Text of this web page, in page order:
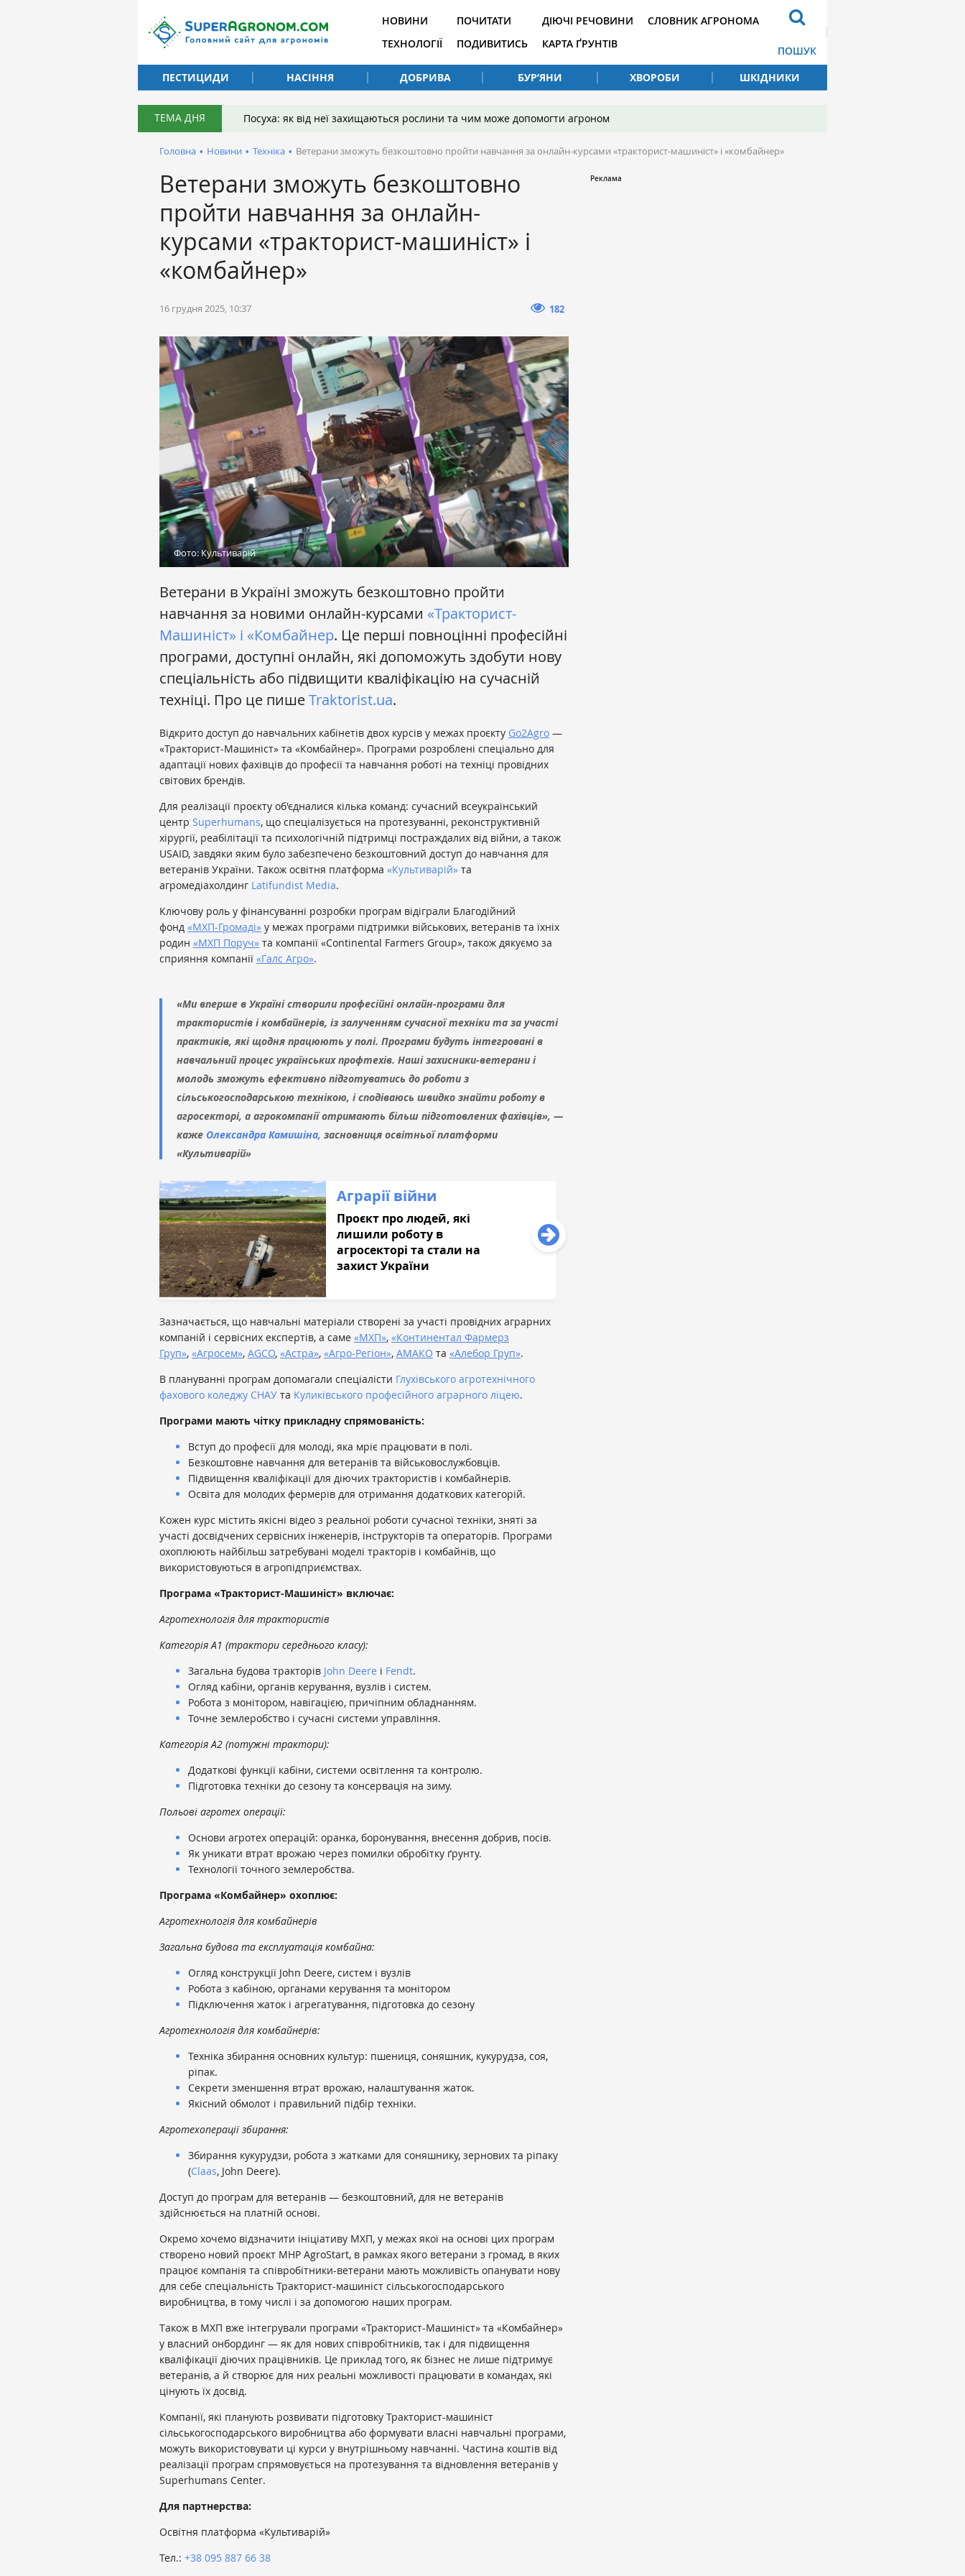
НОВИНИ
ТЕХНОЛОГІЇ
ПОЧИТАТИ
ПОДИВИТИСЬ
ДІЮЧІ РЕЧОВИНИ
КАРТА ҐРУНТІВ
СЛОВНИК АГРОНОМА
ПОШУК
ПЕСТИЦИДИ
НАСІННЯ ДОБРИВА БУР’ЯНИ ХВОРОБИ ШКІДНИКИ
ТЕМА ДНЯ Посуха: як від неї захищаються рослини та чим може допомогти агроном
Головна • Новини • Техніка • ​Ветерани зможуть безкоштовно пройти навчання за онлайн-курсами «тракторист-машиніст» і «комбайнер»
​Ветерани зможуть безкоштовно
пройти навчання за онлайн-
курсами «тракторист-машиніст» і
«комбайнер»
16 грудня 2025, 10:37 182
Фото: Культиварій
Ветерани в Україні зможуть безкоштовно пройти
навчання за новими онлайн-курсами «Тракторист-
Машиніст» і «Комбайнер. Це перші повноцінні професійні
програми, доступні онлайн, які допоможуть здобути нову
спеціальність або підвищити кваліфікацію на сучасній
техніці. Про це пишеTraktorist.ua.
Відкрито доступ до навчальних кабінетів двох курсів у межах проєкту Go2Agro —
«Тракторист-Машиніст» та «Комбайнер». Програми розроблені спеціально для
адаптації нових фахівців до професії та навчання роботі на техніці провідних
світових брендів.
Для реалізації проєкту об'єдналися кілька команд: сучасний всеукраїнський
центр Superhumans, що спеціалізується на протезуванні, реконструктивній
хірургії, реабілітації та психологічній підтримці постраждалих від війни, а також
USAID, завдяки яким було забезпечено безкоштовний доступ до навчання для
ветеранів України. Також освітня платформа «Культиварій» та
агромедіахолдинг Latifundist Media.
Ключову роль у фінансуванні розробки програм відіграли Благодійний
фонд «МХП-Громаді» у межах програми підтримки військових, ветеранів та їхніх
родин «МХП Поруч» та компанії «Continental Farmers Group», також дякуємо за
сприяння компанії «Галс Агро».
«Ми вперше в Україні створили професійні онлайн-програми для
трактористів і комбайнерів, із залученням сучасної техніки та за участі
практиків, які щодня працюють у полі. Програми будуть інтегровані в
навчальний процес українських профтехів. Наші захисники-ветерани і
молодь зможуть ефективно підготуватись до роботи з
сільськогосподарською технікою, і сподіваюсь швидко знайти роботу в
агросекторі, а агрокомпанії отримають більш підготовлених фахівців», —
каже Олександра Камишіна, засновниця освітньої платформи
«Культиварій»
Аграрії війни
Проєкт про людей, які
лишили роботу в
агросекторі та стали на
захист України
Зазначається, що навчальні матеріали створені за участі провідних аграрних
компаній і сервісних експертів, а саме «МХП», «Континентал Фармерз
Груп», «Агросем», AGCO, «Астра», «Агро-Регіон», АМАКО та «Алебор Груп».
В плануванні програм допомагали спеціалісти Глухівського агротехнічного
фахового коледжу СНАУ та Куликівського професійного аграрного ліцею.
Програми мають чітку прикладну спрямованість:
Вступ до професії для молоді, яка мріє працювати в полі.
Безкоштовне навчання для ветеранів та військовослужбовців.
Підвищення кваліфікації для діючих трактористів і комбайнерів.
Освіта для молодих фермерів для отримання додаткових категорій.
Кожен курс містить якісні відео з реальної роботи сучасної техніки, зняті за
участі досвідчених сервісних інженерів, інструкторів та операторів. Програми
охоплюють найбільш затребувані моделі тракторів і комбайнів, що
використовуються в агропідприємствах.
Програма «Тракторист-Машиніст» включає:
Агротехнологія для трактористів
Категорія A1 (трактори середнього класу):
Загальна будова тракторів John Deere і Fendt.
Огляд кабіни, органів керування, вузлів і систем.
Робота з монітором, навігацією, причіпним обладнанням.
Точне землеробство і сучасні системи управління.
Категорія A2 (потужні трактори):
Додаткові функції кабіни, системи освітлення та контролю.
Підготовка техніки до сезону та консервація на зиму.
Польові агротех операції:
Основи агротех операцій: оранка, боронування, внесення добрив, посів.
Як уникати втрат врожаю через помилки обробітку ґрунту.
Технології точного землеробства.
Програма «Комбайнер» охоплює:
Агротехнологія для комбайнерів
Загальна будова та експлуатація комбайна:
Огляд конструкції John Deere, систем і вузлів
Робота з кабіною, органами керування та монітором
Підключення жаток і агрегатування, підготовка до сезону
Агротехнологія для комбайнерів:
Техніка збирання основних культур: пшениця, соняшник, кукурудза, соя,
ріпак.
Секрети зменшення втрат врожаю, налаштування жаток.
Якісний обмолот і правильний підбір техніки.
Агротехоперації збирання:
Збирання кукурудзи, робота з жатками для соняшнику, зернових та ріпаку
(Claas, John Deere).
Доступ до програм для ветеранів — безкоштовний, для не ветеранів
здійснюється на платній основі.
Окремо хочемо відзначити ініціативу МХП, у межах якої на основі цих програм
створено новий проєкт MHP AgroStart, в рамках якого ветерани з громад, в яких
працює компанія та співробітники-ветерани мають можливість опанувати нову
для себе спеціальність Тракторист-машиніст сільськогосподарського
виробництва, в тому числі і за допомогою наших програм.
Також в МХП вже інтегрували програми «Тракторист-Машиніст» та «Комбайнер»
у власний онбординг — як для нових співробітників, так і для підвищення
кваліфікації діючих працівників. Це приклад того, як бізнес не лише підтримує
ветеранів, а й створює для них реальні можливості працювати в командах, які
цінують їх досвід.
Компанії, які планують розвивати підготовку Тракторист-машиніст
сільськогосподарського виробництва або формувати власні навчальні програми,
можуть використовувати ці курси у внутрішньому навчанні. Частина коштів від
реалізації програм спрямовується на протезування та відновлення ветеранів у
Superhumans Center.
Для партнерства:
Освітня платформа «Культиварій»
Тел.: +38 095 887 66 38